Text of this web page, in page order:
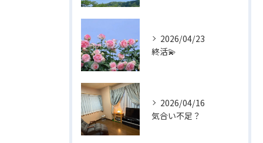
2026/04/23
終活💫
2026/04/16
気合い不足？